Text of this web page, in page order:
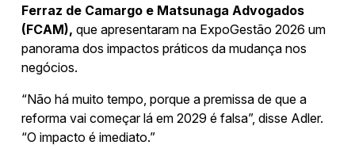
Ferraz de Camargo e Matsunaga Advogados
(FCAM), que apresentaram na ExpoGestão 2026 um
panorama dos impactos práticos da mudança nos
negócios.
“Não há muito tempo, porque a premissa de que a
reforma vai começar lá em 2029 é falsa”, disse Adler.
“O impacto é imediato.”